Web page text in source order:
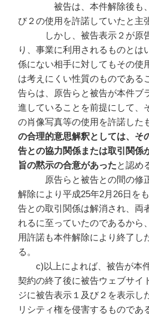
被告は、本件解除後も、
び２の使用を許諾していたと主
しかし、被告表示２が原告
り、事業に利用されるものとは
係にない相手に対してもその使
は考えにくい性質のものである
告らは、原告らと被告が本件ブ
進していることを前提にして、
の肖像写真等の使用を許諾した
の合理的意思解釈としては、そ
告との協力関係または取引関係
旨の黙示の合意があったと認め
原告らと被告との間の修正
解除により平成25年2月26日を
告との取引関係は解消され、両
れるに至っていたのであるから
用許諾も本件解除により終了し
る。
c)以上によれば、被告が本件
契約の終了後に被告ウェブサイ
ジに被告表示１及び２を表示し
リシティ権を侵害するものであ